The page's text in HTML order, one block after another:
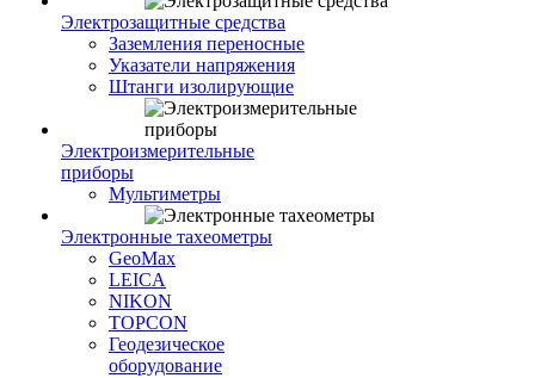
Электрозащитные средства
Заземления переносные
Указатели напряжения
Штанги изолирующие
Электроизмерительные
приборы
Мультиметры
Электронные тахеометры
GeoMax
LEICA
NIKON
TOPCON
Геодезическое
оборудование